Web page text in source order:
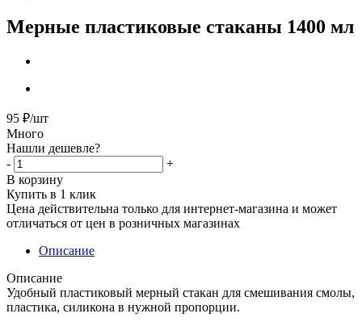
Мерные пластиковые стаканы 1400 мл
95 ₽/шт
Много
Нашли дешевле?
-
+
В корзину
Купить в 1 клик
Цена действительна только для интернет-магазина и может
отличаться от цен в розничных магазинах
Описание
Описание
Удобный пластиковый мерный стакан для смешивания смолы,
пластика, силикона в нужной пропорции.